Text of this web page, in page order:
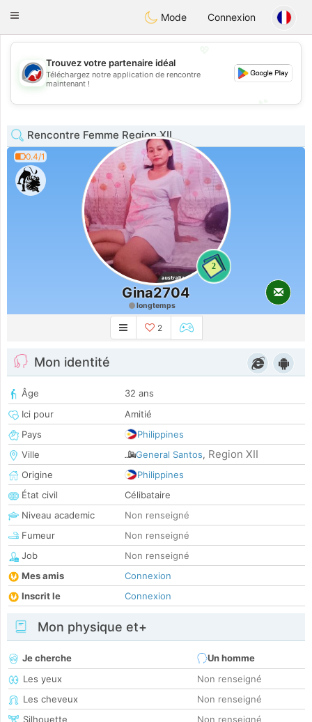
AustraliaChat
Toggle
Mode Connexion
💖
💕
Trouvez votre partenaire idéal
Téléchargez notre application de rencontre
maintenant !
Rencontre Femme Region XII
0.4/1
2
Gina2704
longtemps
2
Mon identité
Âge
32 ans
Ici pour
Amitié
Pays
Philippines
Ville
General Santos, Region XII
Origine
Philippines
État civil
Célibataire
Niveau academic
Non renseigné
Fumeur
Non renseigné
Job
Non renseigné
Mes amis
Connexion
Inscrit le
Connexion
Mon physique et+
Je cherche
Un homme
Les yeux
Non renseigné
Les cheveux
Non renseigné
Silhouette
Non renseigné